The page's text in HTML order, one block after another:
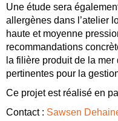
Une étude sera
allergènes dans l’atelier
haute et moyenne
recommandations
la filière produit de la mer
pertinentes pour la
Ce projet est réalisé en
Contact : Sawsen